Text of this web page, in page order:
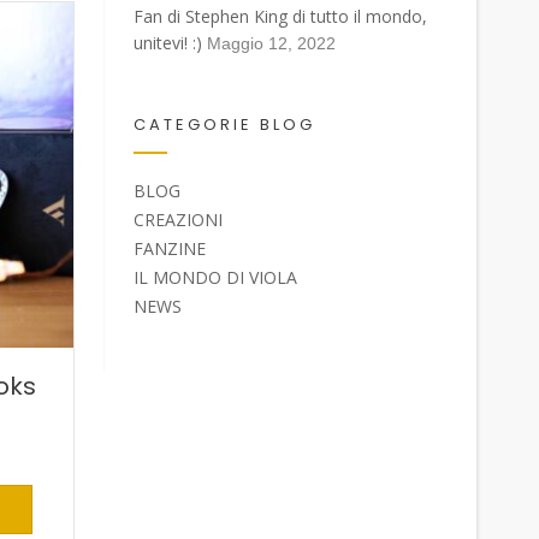
Fan di Stephen King di tutto il mondo,
unitevi! :) Maggio 12, 2022
CATEGORIE BLOG
BLOG
CREAZIONI
FANZINE
IL MONDO DI VIOLA
NEWS